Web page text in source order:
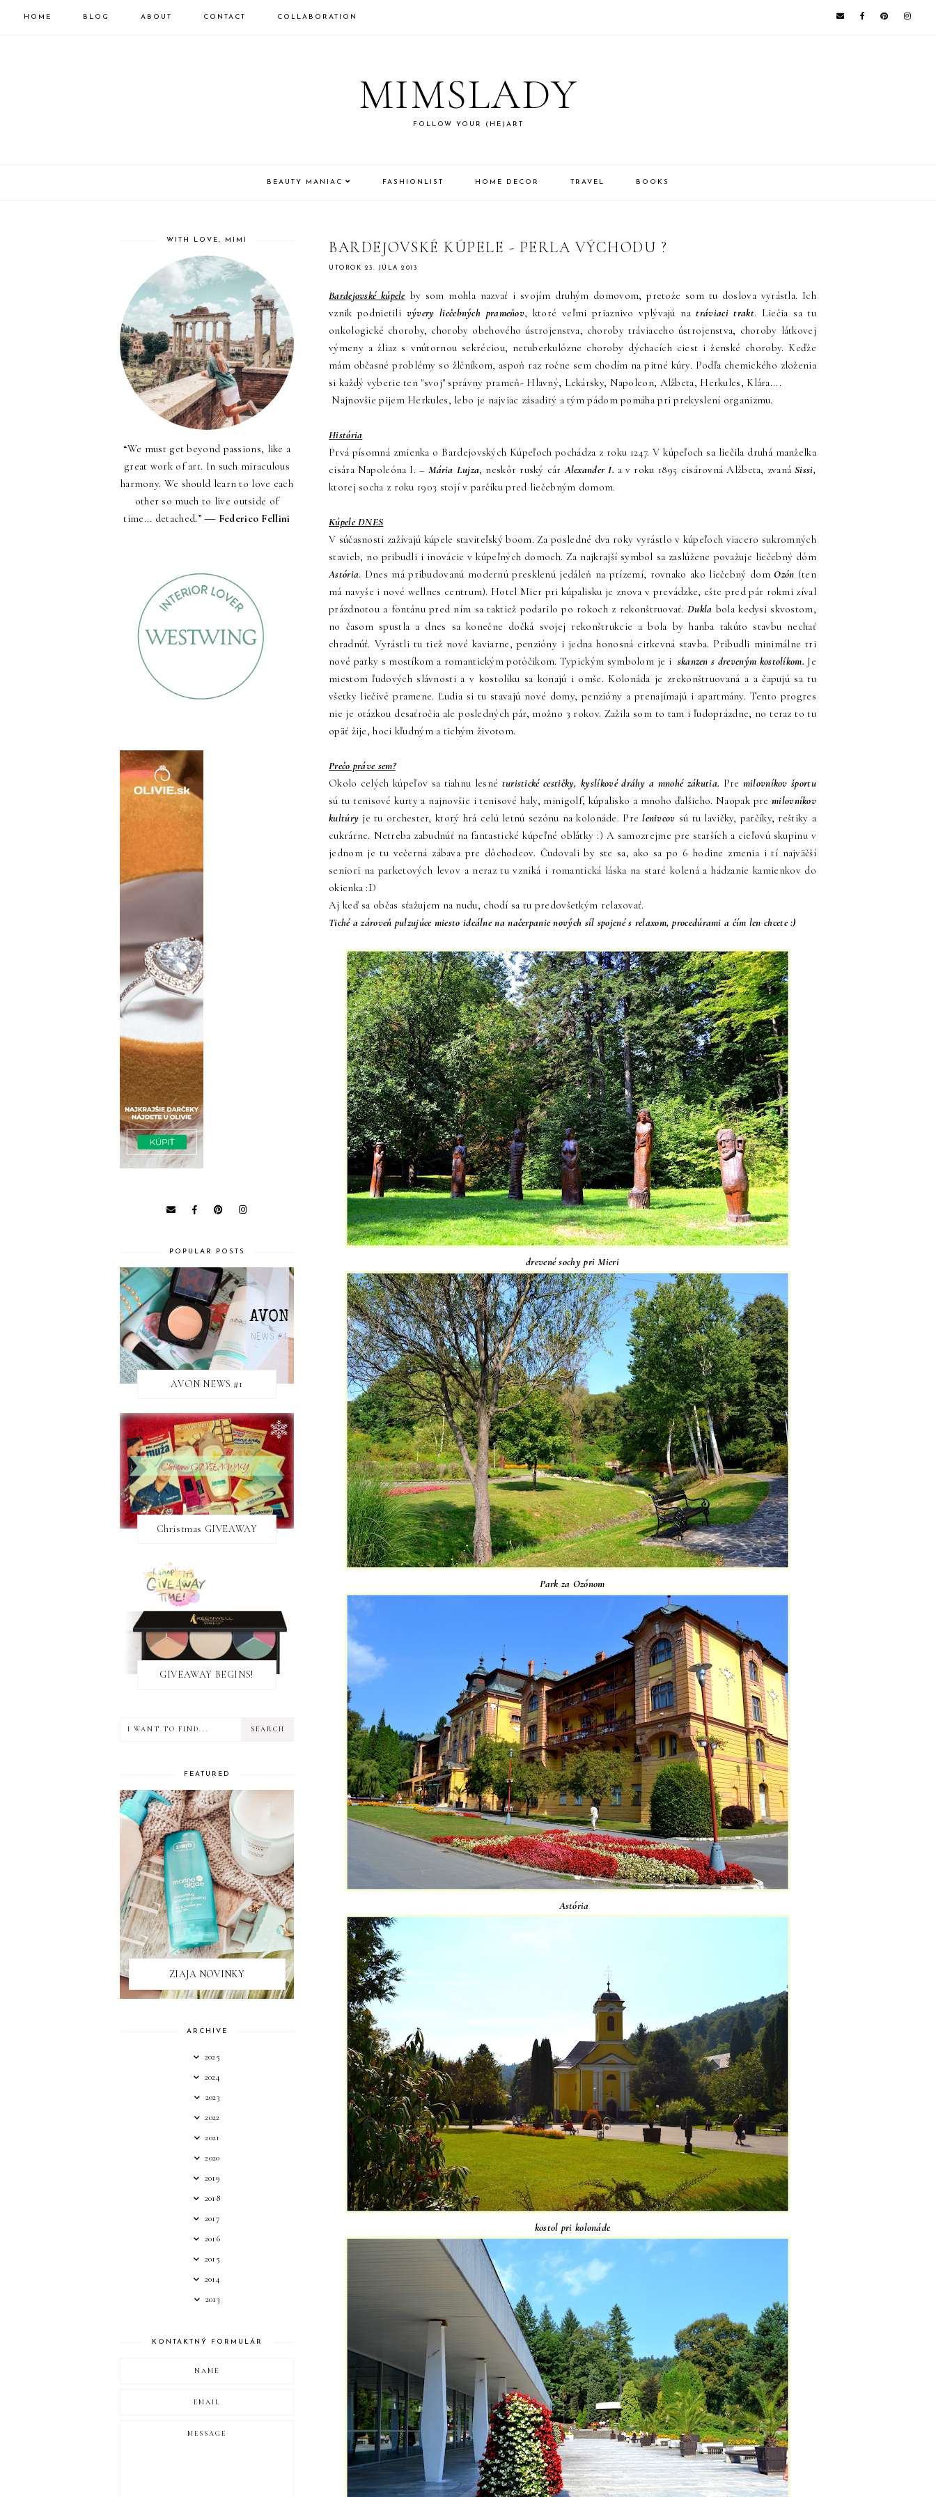
HOME BLOG ABOUT CONTACT COLLABORATION
MIMSLADY
FOLLOW YOUR (HE)ART
BEAUTY MANIAC FASHIONLIST HOME DECOR TRAVEL BOOKS
BARDEJOVSKÉ KÚPELE - PERLA VÝCHODU ?
UTOROK 23. JÚLA 2013
Bardejovské kúpeleby som mohla nazvať i svojím druhým domovom, pretože som tu doslova vyrástla. Ich
vznik podnietili vývery liečebných prameňov, ktoré veľmi priaznivo vplývajú natráviaci trakt. Liečia sa tu
onkologické choroby, choroby obehového ústrojenstva, choroby tráviaceho ústrojenstva, choroby látkovej
výmeny a žliaz s vnútornou sekréciou, netuberkulózne choroby dýchacích ciest i ženské choroby. Keďže
mám občasné problémy so žlčníkom, aspoň raz ročne sem chodím na pitné kúry. Podľa chemického zloženia
si každý vyberie ten "svoj" správny prameň- Hlavný, Lekársky, Napoleon, Alžbeta, Herkules, Klára....
Najnovšie pijem Herkules, lebo je najviac zásaditý a tým pádom pomáha pri prekyslení organizmu.
História
Prvá písomná zmienka o Bardejovských Kúpeľoch pochádza z roku 1247. V kúpeľoch sa liečila druhá manželka
cisára Napoleóna I. –Mária Lujza, neskôr ruský cárAlexander I. a v roku 1895 cisárovná Alžbeta, zvaná Sissi,
ktorej socha z roku 1903 stojí v parčíku pred liečebným domom.
Kúpele DNES
V súčasnosti zažívajú kúpele staviteľský boom. Za posledné dva roky vyrástlo v kúpeľoch viacero sukromných
stavieb, no pribudli i inovácie v kúpeľných domoch. Za najkrajší symbol sa zaslúžene považuje liečebný dóm
Astória. Dnes má pribudovanú modernú presklenú jedáleň na prízemí, rovnako ako liečebný domOzón (ten
má navyše i nové wellnes centrum). Hotel Mier pri kúpalisku je znova v prevádzke, ešte pred pár rokmi zíval
prázdnotou a fontánu pred ním sa taktiež podarilo po rokoch z rekonštruovať.Dukla bola kedysi skvostom,
no časom spustla a dnes sa konečne dočká svojej rekonštrukcie a bola by hanba takúto stavbu nechať
chradnúť. Vyrástli tu tiež nové kaviarne, penzióny i jedna honosná cirkevná stavba. Pribudli minimálne tri
nové parky s mostíkom a romantickým potôčikom. Typickým symbolom je i skanzen s dreveným kostolíkom. Je
miestom ľudových slávnosti a v kostolíku sa konajú i omše. Kolonáda je zrekonštruovaná a a čapujú sa tu
všetky liečivé pramene. Ľudia si tu stavajú nové domy, penzióny a prenajímajú i apartmány. Tento progres
nie je otázkou desaťročia ale posledných pár, možno 3 rokov. Zažila som to tam i ľudoprázdne, no teraz to tu
opäť žije, hoci kľudným a tichým životom.
Prečo práve sem?
Okolo celých kúpeľov sa tiahnu lesné turistické cestičky, kyslíkové dráhy a mnohé zákutia. Pre milovníkov športu
sú tu tenisové kurty a najnovšie i tenisové haly, minigolf, kúpalisko a mnoho ďalšieho. Naopak pre milovníkov
kultúry je tu orchester, ktorý hrá celú letnú sezónu na kolonáde. Pre lenivcov sú tu lavičky, parčíky, reštiky a
cukrárne. Netreba zabudnúť na fantastické kúpeľné oblátky :) A samozrejme pre starších a cieľovú skupinu v
jednom je tu večerná zábava pre dôchodcov. Čudovali by ste sa, ako sa po 6 hodine zmenia i tí najväčší
seniori na parketových levov a neraz tu vzniká i romantická láska na staré kolená a hádzanie kamienkov do
okienka :D
Aj keď sa občas sťažujem na nudu, chodí sa tu predovšetkým relaxovať.
Tiché a zároveň pulzujúce miesto ideálne na načerpanie nových síl spojené s relaxom, procedúrami a čím len chcete :)
drevené sochy pri Mieri
Park za Ozónom
Astória
kostol pri kolonáde
WITH LOVE, MIMI
“We must get beyond passions, like a
great work of art. In such miraculous
harmony. We should learn to love each
other so much to live outside of
time... detached.” ― Federico Fellini
POPULAR POSTS
AVON NEWS #1
Christmas GIVEAWAY
GIVEAWAY BEGINS!
FEATURED
ZIAJA NOVINKY
ARCHIVE
2025
2024
2023
2022
2021
2020
2019
2018
2017
2016
2015
2014
2013
KONTAKTNÝ FORMULÁR